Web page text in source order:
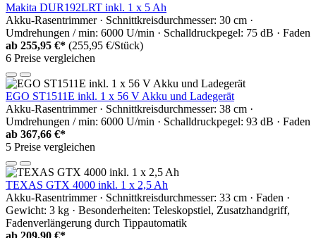
Makita DUR192LRT inkl. 1 x 5 Ah
Akku-Rasentrimmer · Schnittkreisdurchmesser: 30 cm ·
Umdrehungen / min: 6000 U/min · Schalldruckpegel: 75 dB · Faden
ab 255,95 €* (255,95 €/Stück)
6 Preise vergleichen
EGO ST1511E inkl. 1 x 56 V Akku und Ladegerät
Akku-Rasentrimmer · Schnittkreisdurchmesser: 38 cm ·
Umdrehungen / min: 6000 U/min · Schalldruckpegel: 93 dB · Faden
ab 367,66 €*
5 Preise vergleichen
TEXAS GTX 4000 inkl. 1 x 2,5 Ah
Akku-Rasentrimmer · Schnittkreisdurchmesser: 33 cm · Faden ·
Gewicht: 3 kg · Besonderheiten: Teleskopstiel, Zusatzhandgriff,
Fadenverlängerung durch Tippautomatik
ab 209,90 €*